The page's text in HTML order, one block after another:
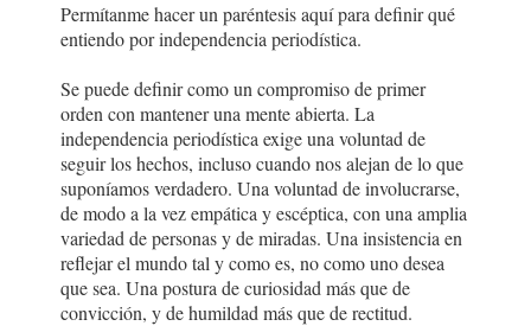
Permítanme hacer un paréntesis aquí para definir qué
entiendo por independencia periodística.
Se puede definir como un compromiso de primer
orden con mantener una mente abierta. La
independencia periodística exige una voluntad de
seguir los hechos, incluso cuando nos alejan de lo que
suponíamos verdadero. Una voluntad de involucrarse,
de modo a la vez empática y escéptica, con una amplia
variedad de personas y de miradas. Una insistencia en
reflejar el mundo tal y como es, no como uno desea
que sea. Una postura de curiosidad más que de
convicción, y de humildad más que de rectitud.